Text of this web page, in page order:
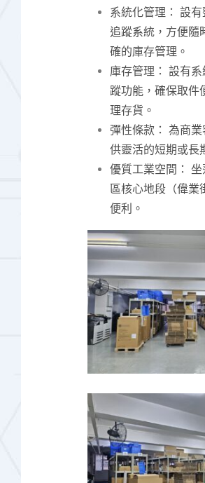
系統化管理： 設
追蹤系統，方便隨
確的庫存管理。
庫存管理： 設有
蹤功能，確保取件
理存貨。
彈性條款： 為商
供靈活的短期或長
優質工業空間：
區核心地段（偉業
便利。